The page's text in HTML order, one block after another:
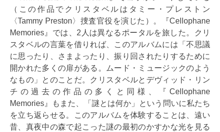
（この作品でクリスタベルはタミー・プレストン
〈Tammy Preston〉捜査官役を演じた）。『Cellophane
Memories』では、2人は異なるポータルを旅した。クリ
スタベルの言葉を借りれば、このアルバムには「不思議
に思ったり、さまよったり、振り回されたりするために
開かれた多くの扉がある。ムード・ミュージックのよう
なもの」とのことだ。クリスタベルとデヴィッド・リン
チの過去の作品の多くと同様、『Cellophane
Memories』もまた、「謎とは何か」という問いに私たち
を立ち返らせる。このアルバムを体験することは、遠い
昔、真夜中の森で起こった謎の最初のかすかな光を見る